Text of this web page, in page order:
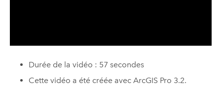
Durée de la vidéo : 57 secondes
Cette vidéo a été créée avecArcGIS Pro 3.2.